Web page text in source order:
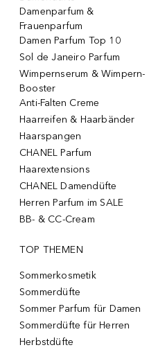
Damenparfum &
Frauenparfum
Damen Parfum Top 10
Sol de Janeiro Parfum
Wimpernserum & Wimpern-
Booster
Anti-Falten Creme
Haarreifen & Haarbänder
Haarspangen
CHANEL Parfum
Haarextensions
CHANEL Damendüfte
Herren Parfum im SALE
BB- & CC-Cream
TOP THEMEN
Sommerkosmetik
Sommerdüfte
Sommer Parfum für Damen
Sommerdüfte für Herren
Herbstdüfte